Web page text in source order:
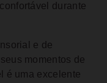
durante
e de
momentos de
é uma excelente